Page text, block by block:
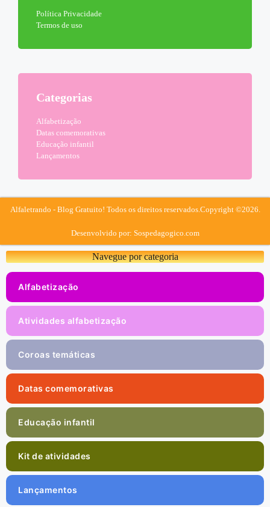
Política Privacidade
Termos de uso
Categorias
Alfabetização
Datas comemorativas
Educação infantil
Lançamentos
Alfaletrando - Blog Gratuito! Todos os direitos reservados.Copyright ©2026.
Desenvolvido por: Sospedagogico.com
Navegue por categoria
Alfabetização
Atividades alfabetização
Coroas temáticas
Datas comemorativas
Educação infantil
Kit de atividades
Lançamentos